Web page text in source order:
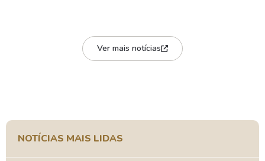
Ver mais notícias
NOTÍCIAS MAIS LIDAS